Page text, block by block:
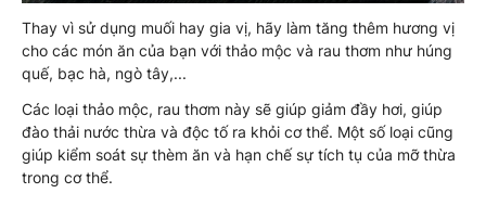
Thay vì sử dụng muối hay gia vị, hãy làm tăng thêm hương vị
cho các món ăn của bạn với thảo mộc và rau thơm như húng
quế, bạc hà, ngò tây,...
Các loại thảo mộc, rau thơm này sẽ giúp giảm đầy hơi, giúp
đào thải nước thừa và độc tố ra khỏi cơ thể. Một số loại cũng
giúp kiểm soát sự thèm ăn và hạn chế sự tích tụ của mỡ thừa
trong cơ thể.